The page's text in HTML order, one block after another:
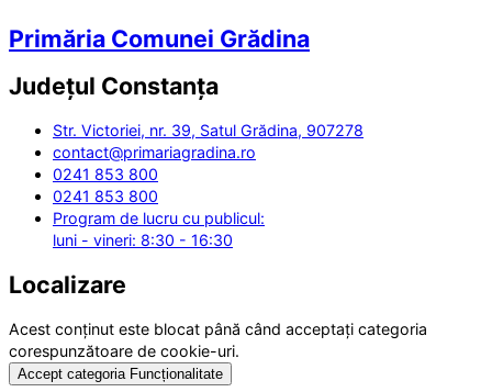
Primăria Comunei Grădina
Județul Constanța
Str. Victoriei, nr. 39, Satul Grădina, 907278
contact@primariagradina.ro
0241 853 800
0241 853 800
Program de lucru cu publicul:
luni - vineri: 8:30 - 16:30
Localizare
Acest conținut este blocat până când acceptați categoria
corespunzătoare de cookie-uri.
Accept categoria Funcționalitate